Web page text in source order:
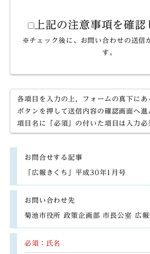
上記の注意事項を確認
※チェック後に、お問い合わせの送信
す。
各項目を入力の上，フォームの真下にあ
ボタンを押して送信内容の確認画面へ進
項目名に「必須」の付いた項目は入力必
お問合せする記事
「広報きくち」平成30年1月号
お問い合わせ先
菊池市役所 政策企画部 市長公室 広報
必須：氏名